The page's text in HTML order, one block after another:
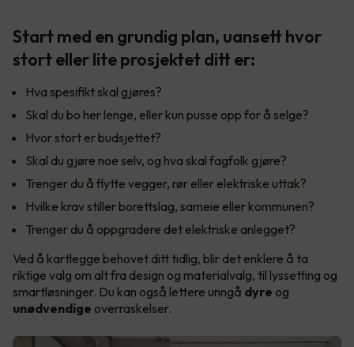
Start med en grundig plan, uansett hvor
stort eller lite prosjektet ditt er:
Hva spesifikt skal gjøres?
Skal du bo her lenge, eller kun pusse opp for å selge?
Hvor stort er budsjettet?
Skal du gjøre noe selv, og hva skal fagfolk gjøre?
Trenger du å flytte vegger, rør eller elektriske uttak?
Hvilke krav stiller borettslag, sameie eller kommunen?
Trenger du å oppgradere det elektriske anlegget?
Ved å kartlegge behovet ditt tidlig, blir det enklere å ta
riktige valg om alt fra design og materialvalg, til lyssetting og
smartløsninger. Du kan også lettere unngå dyre og
unødvendige overraskelser.